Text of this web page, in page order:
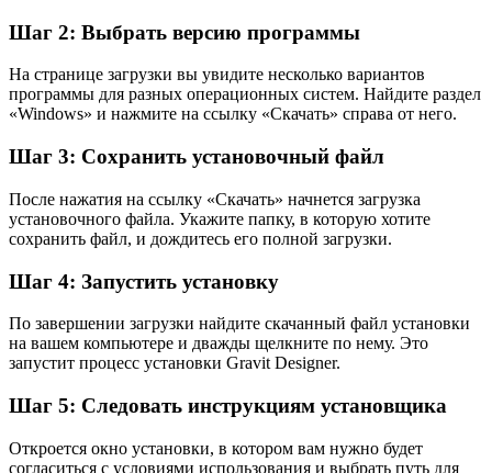
Шаг 2: Выбрать версию программы
На странице загрузки вы увидите несколько вариантов
программы для разных операционных систем. Найдите раздел
«Windows» и нажмите на ссылку «Скачать» справа от него.
Шаг 3: Сохранить установочный файл
После нажатия на ссылку «Скачать» начнется загрузка
установочного файла. Укажите папку, в которую хотите
сохранить файл, и дождитесь его полной загрузки.
Шаг 4: Запустить установку
По завершении загрузки найдите скачанный файл установки
на вашем компьютере и дважды щелкните по нему. Это
запустит процесс установки Gravit Designer.
Шаг 5: Следовать инструкциям установщика
Откроется окно установки, в котором вам нужно будет
согласиться с условиями использования и выбрать путь для